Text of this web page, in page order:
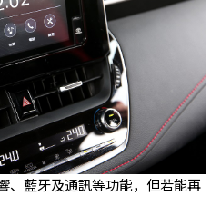
、藍牙及通訊等功能，但若能再